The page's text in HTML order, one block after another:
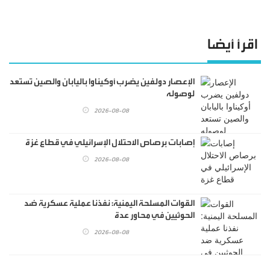
اقرأ أيضا
الإعصار دولفين يضرب أوكيناوا باليابان والصين تستعد
لوصوله
2026-08-08
إصابات برصاص الاحتلال الإسرائيلي في قطاع غزة
2026-08-08
القوات المسلحة اليمنية: نفذنا عملية عسكرية ضد
الحوثيين في محاور عدة
2026-08-08